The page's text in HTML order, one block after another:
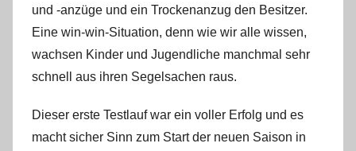
und -anzüge und ein Trockenanzug den Besitzer.
Eine win-win-Situation, denn wie wir alle wissen,
wachsen Kinder und Jugendliche manchmal sehr
schnell aus ihren Segelsachen raus.
Dieser erste Testlauf war ein voller Erfolg und es
macht sicher Sinn zum Start der neuen Saison in